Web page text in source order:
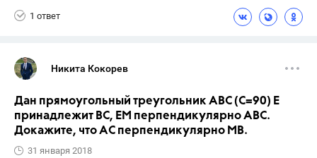
1 ответ
Никита Кокорев
Дан прямоугольный треугольник АВС (С=90) Е
принадлежит ВС, ЕМ перпендикулярно АВС.
Докажите, что АС перпендикулярно МВ.
31 января 2018